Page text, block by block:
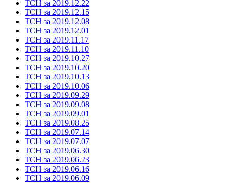
ТСН за 2019.12.22
ТСН за 2019.12.15
ТСН за 2019.12.08
ТСН за 2019.12.01
ТСН за 2019.11.17
ТСН за 2019.11.10
ТСН за 2019.10.27
ТСН за 2019.10.20
ТСН за 2019.10.13
ТСН за 2019.10.06
ТСН за 2019.09.29
ТСН за 2019.09.08
ТСН за 2019.09.01
ТСН за 2019.08.25
ТСН за 2019.07.14
ТСН за 2019.07.07
ТСН за 2019.06.30
ТСН за 2019.06.23
ТСН за 2019.06.16
ТСН за 2019.06.09